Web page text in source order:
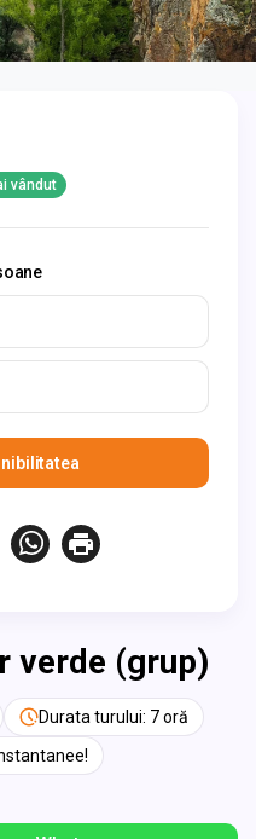
vândut
verde (grup)
Durata turului: 7 oră